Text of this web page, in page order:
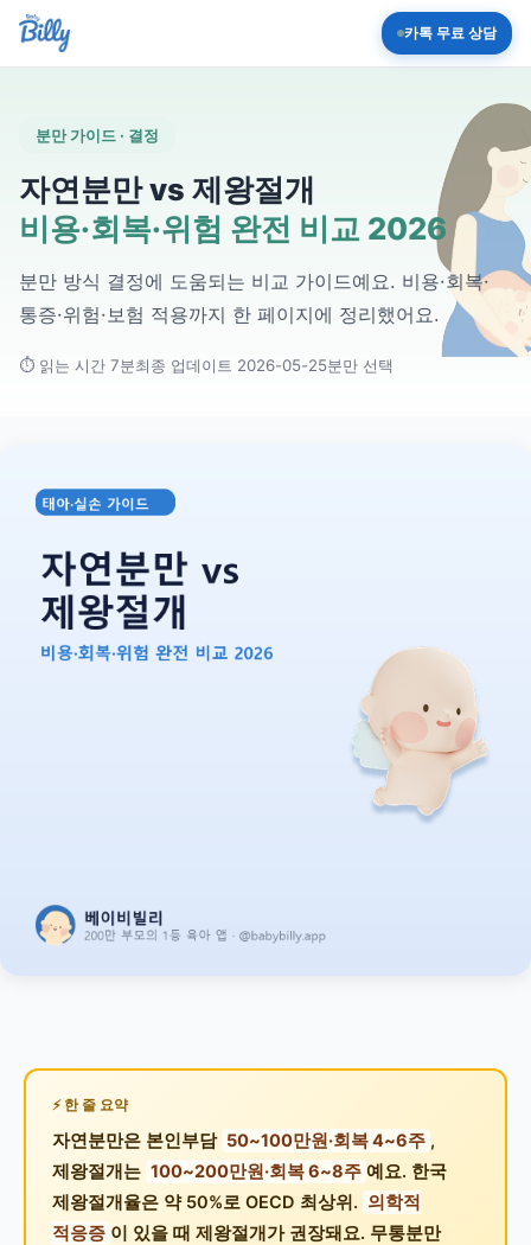
카톡 무료 상담
분만 가이드 · 결정
자연분만 vs 제왕절개
비용·회복·위험 완전 비교 2026
분만 방식 결정에 도움되는 비교 가이드예요. 비용·회복·
통증·위험·보험 적용까지 한 페이지에 정리했어요.
⏱ 읽는 시간 7분최종 업데이트 2026-05-25분만 선택
한 줄 요약
자연분만은 본인부담 50~100만원·회복 4~6주 ,
제왕절개는 100~200만원·회복 6~8주 예요. 한국
제왕절개율은 약 50%로 OECD 최상위. 의학적
적응증 이 있을 때 제왕절개가 권장돼요. 무통분만